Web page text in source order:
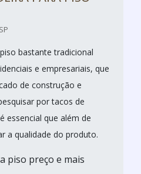
bastante tradicional
e empresariais, que
de construção e
por tacos de
essencial que além de
a qualidade do produto.
piso preço e mais